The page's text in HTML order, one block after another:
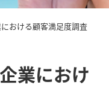
おける顧客満足度調査
業におけ